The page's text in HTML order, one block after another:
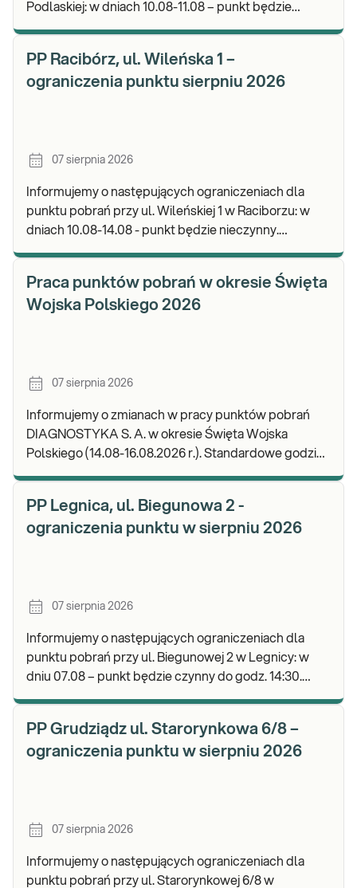
Podlaskiej: w dniach 10.08-11.08 – punkt będzie
PP Racibórz, ul. Wileńska 1 –
ograniczenia punktu sierpniu 2026
07 sierpnia 2026
Informujemy o następujących ograniczeniach dla
punktu pobrań przy ul. Wileńskiej 1 w Raciborzu: w
dniach 10.08-14.08 - punkt będzie nieczynny.
Praca punktów pobrań w okresie Święta
Wojska Polskiego 2026
07 sierpnia 2026
Informujemy o zmianach w pracy punktów pobrań
DIAGNOSTYKA S. A. w okresie Święta Wojska
Polskiego (14.08-16.08.2026 r.). Standardowe godziny
PP Legnica, ul. Biegunowa 2 -
ograniczenia punktu w sierpniu 2026
07 sierpnia 2026
Informujemy o następujących ograniczeniach dla
punktu pobrań przy ul. Biegunowej 2 w Legnicy: w
dniu 07.08 – punkt będzie czynny do godz. 14:30.
PP Grudziądz ul. Starorynkowa 6/8 –
ograniczenia punktu w sierpniu 2026
07 sierpnia 2026
Informujemy o następujących ograniczeniach dla
punktu pobrań przy ul. Starorynkowej 6/8 w